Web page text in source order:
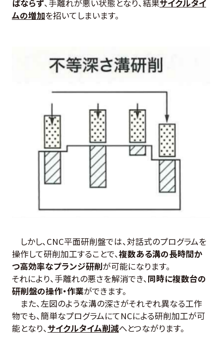
ばならず、手離れが悪い状態となり、結果サイクルタイ
ムの増加を招いてしまいます。
しかし、CNC平面研削盤では、対話式のプログラムを
操作して研削加工することで、複数ある溝の長時間か
つ高効率なプランジ研削が可能になります。
それにより、手離れの悪さを解消でき、同時に複数台の
研削盤の操作・作業ができます。
また、左図のような溝の深さがそれぞれ異なる工作
物でも、簡単なプログラムにてNCによる研削加工が可
能となり、サイクルタイム削減へとつながります。